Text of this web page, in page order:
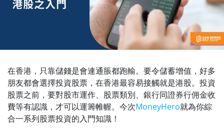
在香港，只靠儲錢是會連通脹都跑輸。要令儲蓄增值，好多
朋友都會選擇投資股票，在香港最容易接觸就是港股。投資
股票之前，要對股市運作、股票類別、銀行同證券行佣金收
費等有認識，才可以運籌帷幄。今次MoneyHero就為你綜
合一系列股票投資的入門知識！